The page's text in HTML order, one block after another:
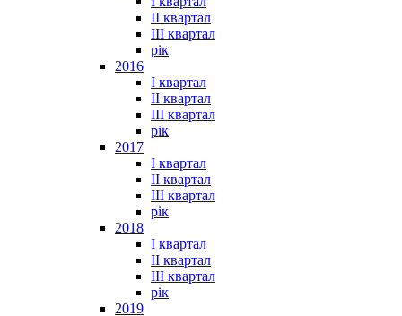
II квартал
III квартал
рік
2016
I квартал
II квартал
III квартал
рік
2017
I квартал
II квартал
III квартал
рік
2018
I квартал
II квартал
III квартал
рік
2019